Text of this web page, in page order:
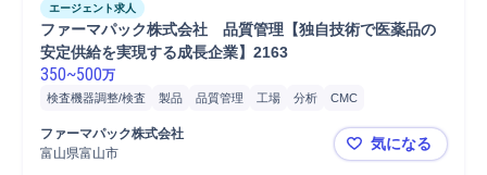
エージェント求人
ファーマパック株式会社　品質管理【独自技術で医薬品の
安定供給を実現する成長企業】2163
350~500万
検査機器調整/検査 製品 品質管理 工場 分析
CMC
研究開発
ファーマパック株式会社
富山県富山市
ファーマパ
気になる